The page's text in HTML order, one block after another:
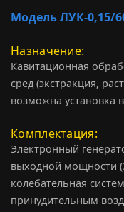
Модель ЛУК-0,15/
Назначение
Кавитационная
сред (экстракция,
возможна установка
Комплектация
Электронный
выходной мощности
колебательная
принудительным